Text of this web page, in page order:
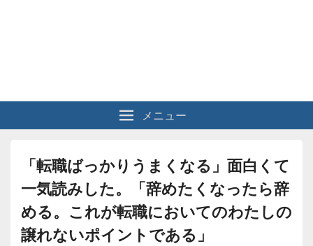
メニュー
「転職ばっかりうまくなる」面白くて
一気読みした。「辞めたくなったら辞
める。これが転職においてのわたしの
譲れないポイントである」